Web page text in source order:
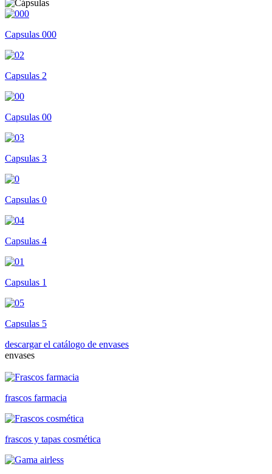
Capsulas 000
Capsulas 2
Capsulas 00
Capsulas 3
Capsulas 0
Capsulas 4
Capsulas 1
Capsulas 5
descargar el catálogo de envases
envases
frascos farmacia
frascos y tapas cosmética